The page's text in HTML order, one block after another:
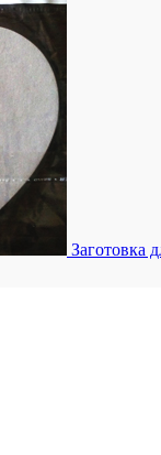
Заготовка